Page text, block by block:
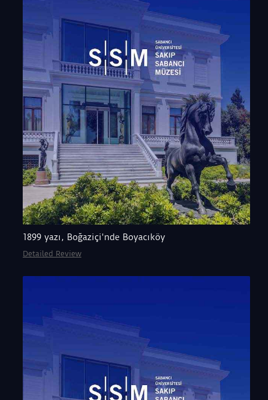
1899 yazı, Boğaziçi'nde Boyacıköy
Detailed Review